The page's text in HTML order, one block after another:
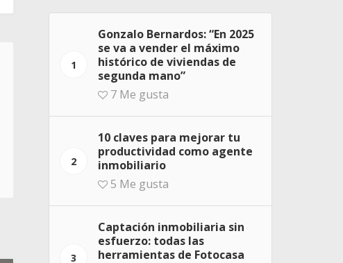
1
Gonzalo Bernardos: “En 2025
se va a vender el máximo
histórico de viviendas de
segunda mano”
7 Me gusta
2
10 claves para mejorar tu
productividad como agente
inmobiliario
5 Me gusta
3
Captación inmobiliaria sin
esfuerzo: todas las
herramientas de Fotocasa